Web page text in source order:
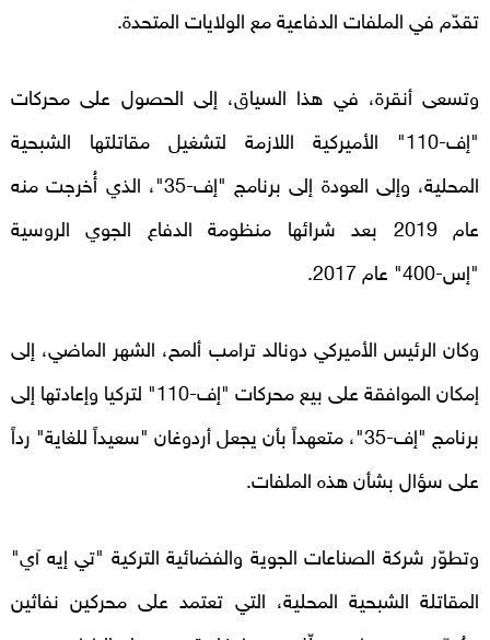
تقدّم في الملفات الدفاعية مع الولايات المتحدة.
وتسعى أنقرة، في هذا السياق، إلى الحصول على محركات
"إف-110" الأميركية اللازمة لتشغيل مقاتلتها الشبحية
المحلية، وإلى العودة إلى برنامج "إف-35"، الذي أُخرجت منه
عام 2019 بعد شرائها منظومة الدفاع الجوي الروسية
"إس-400" عام 2017.
وكان الرئيس الأميركي دونالد ترامب ألمح، الشهر الماضي، إلى
إمكان الموافقة على بيع محركات "إف-110" لتركيا وإعادتها إلى
برنامج "إف-35"، متعهداً بأن يجعل أردوغان "سعيداً للغاية" رداً
على سؤال بشأن هذه الملفات.
وتطوّر شركة الصناعات الجوية والفضائية التركية "تي إيه آي"
المقاتلة الشبحية المحلية، التي تعتمد على محركين نفاثين